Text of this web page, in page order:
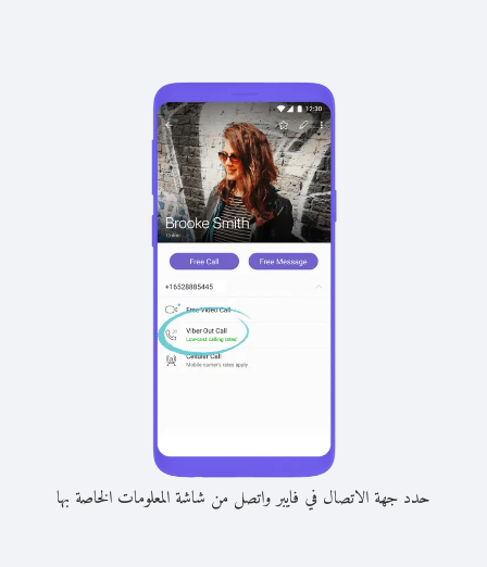
حدد جهة الاتصال في فايبر واتصل من شاشة المعلومات الخاصة بها